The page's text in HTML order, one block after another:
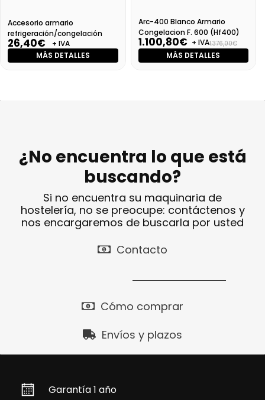
Accesorio armario
refrigeración/congelación
26,40€
+ IVA
MÁS DETALLES
Arc-400 Blanco Armario
Congelacion F. 600 (Hf400)
1.100,80€ + IVA1.376,00€
MÁS DETALLES
¿No encuentra lo que está
buscando?
Si no encuentra su maquinaria de
hostelería, no se preocupe: contáctenos y
nos encargaremos de buscarla por usted
Contacto
Cómo comprar
Envíos y plazos
Garantía 1 año